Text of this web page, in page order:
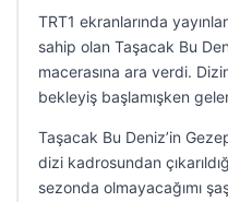
TRT1 ekranlarında
sahip olan Taşacak Bu
macerasına ara verdi.
bekleyiş başlamışken
Taşacak Bu Deniz’in
dizi kadrosundan
sezonda olmayacağımı